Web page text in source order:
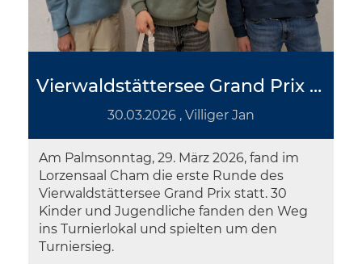
Vierwaldstättersee Grand Prix 2026, 1. Runde, Cham
30.03.2026 , Villiger Jan
Am Palmsonntag, 29. März 2026, fand im
Lorzensaal Cham die erste Runde des
Vierwaldstättersee Grand Prix statt. 30
Kinder und Jugendliche fanden den Weg
ins Turnierlokal und spielten um den
Turniersieg.